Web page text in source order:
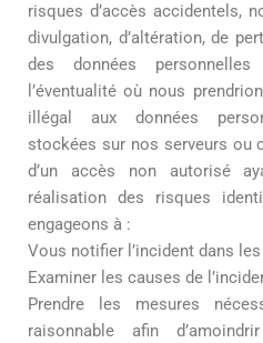
risques d’accès accidentels,
divulgation, d’altération, de
des données
l’éventualité où nous
illégal aux données
stockées sur nos serveurs ou
d’un accès non autorisé
réalisation des risques
engageons à :
Vous notifier l’incident dans
Examiner les causes de
Prendre les mesures
raisonnable afin